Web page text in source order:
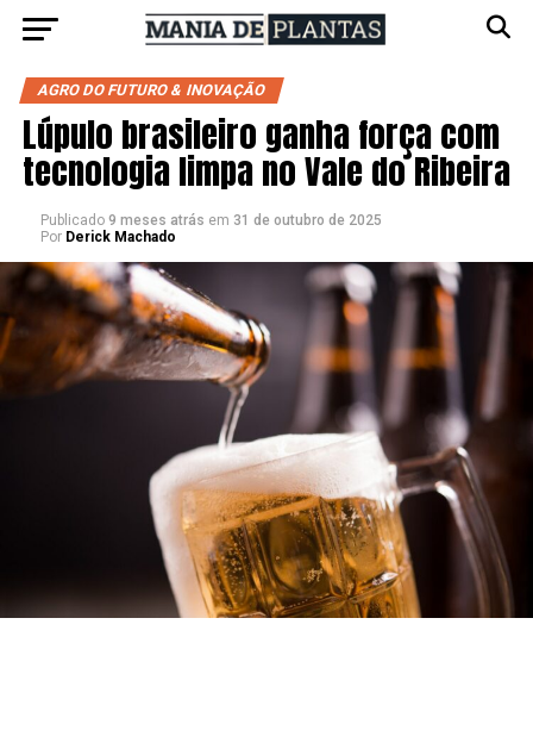
AGRO DO FUTURO & INOVAÇÃO
Lúpulo brasileiro ganha força com
tecnologia limpa no Vale do Ribeira
Publicado 9 meses atrás em 31 de outubro de 2025
Por Derick Machado